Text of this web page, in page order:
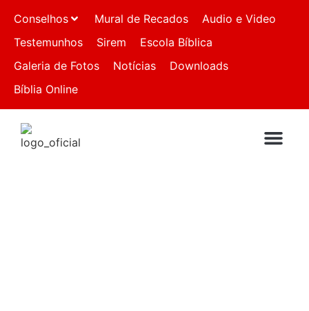
Conselhos Mural de Recados
Audio e Video
Testemunhos
Sirem
Escola Bíblica
Galeria de Fotos
Notícias
Downloads
Bíblia Online